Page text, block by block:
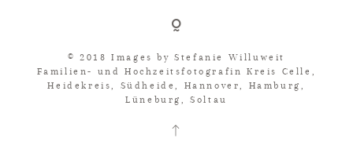
© 2018 Images byStefanie Willuweit
Familien- und Hochzeitsfotografin Kreis Celle,
Heidekreis, Südheide, Hannover, Hamburg,
Lüneburg, Soltau